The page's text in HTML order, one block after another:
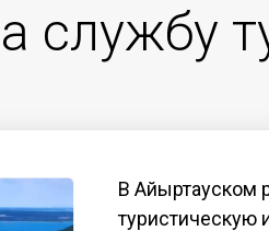
службу
В Айыртауском
туристическую